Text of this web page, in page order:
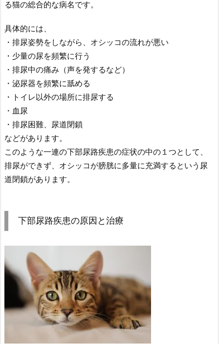
る猫の総合的な病名です。
具体的には、
・排尿姿勢をしながら、オシッコの流れが悪い
・少量の尿を頻繁に行う
・排尿中の痛み（声を発するなど）
・泌尿器を頻繁に舐める
・トイレ以外の場所に排尿する
・血尿
・排尿困難、尿道閉鎖
などがあります。
このような一連の下部尿路疾患の症状の中の１つとして、
排尿ができず、オシッコが膀胱に多量に充満するという尿
道閉鎖があります。
下部尿路疾患の原因と治療